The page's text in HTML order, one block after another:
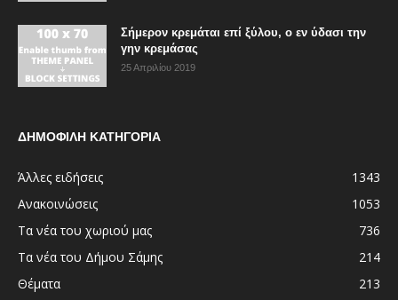
Σήμερον κρεμάται επί ξύλου, ο εν ύδασι την
γην κρεμάσας
25 Απριλίου 2019
ΔΗΜΟΦΙΛΗ ΚΑΤΗΓΟΡΙΑ
Άλλες ειδήσεις
1343
Ανακοινώσεις
1053
Τα νέα του χωριού μας
736
Τα νέα του Δήμου Σάμης
214
Θέματα
213